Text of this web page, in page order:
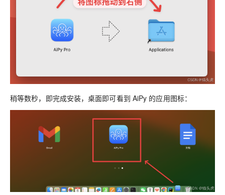
稍等数秒，即完成安装，桌面即可看到 AiPy 的应用图标：